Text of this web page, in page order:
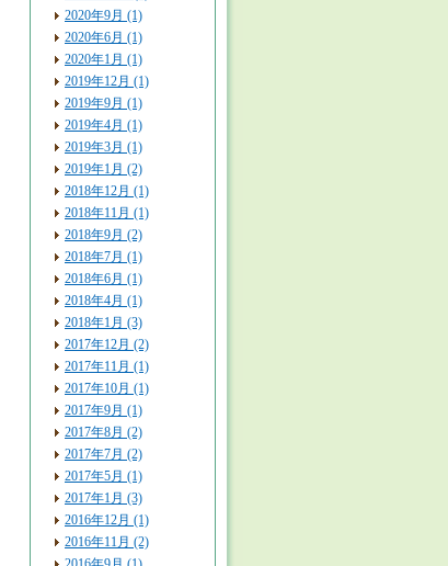
2020年9月 (1)
2020年6月 (1)
2020年1月 (1)
2019年12月 (1)
2019年9月 (1)
2019年4月 (1)
2019年3月 (1)
2019年1月 (2)
2018年12月 (1)
2018年11月 (1)
2018年9月 (2)
2018年7月 (1)
2018年6月 (1)
2018年4月 (1)
2018年1月 (3)
2017年12月 (2)
2017年11月 (1)
2017年10月 (1)
2017年9月 (1)
2017年8月 (2)
2017年7月 (2)
2017年5月 (1)
2017年1月 (3)
2016年12月 (1)
2016年11月 (2)